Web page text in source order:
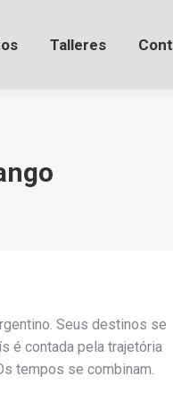
Talleres
Seus destinos se
é contada pela trajetória
tempos se combinam.